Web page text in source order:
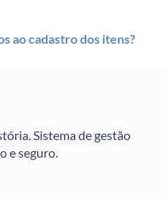
ao cadastro dos itens?
Sistema de gestão
e seguro.